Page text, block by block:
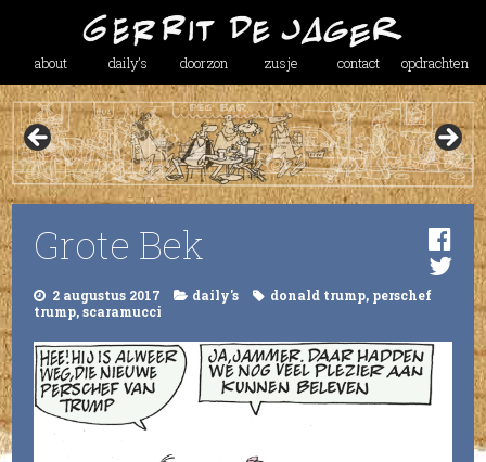
about daily’s doorzon zusje contact opdrachten
Grote Bek
2 augustus 2017 daily's donald trump, perschef
trump,scaramucci